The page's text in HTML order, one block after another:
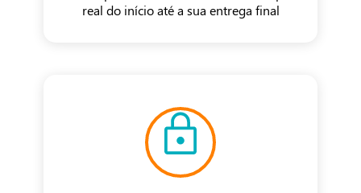
real do início até a sua entrega final